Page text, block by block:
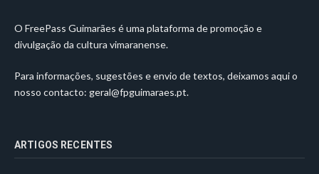
O FreePass Guimarães é uma plataforma de promoção e
divulgação da cultura vimaranense.
Para informações, sugestões e envio de textos, deixamos aqui o
nosso contacto: geral@fpguimaraes.pt.
ARTIGOS RECENTES